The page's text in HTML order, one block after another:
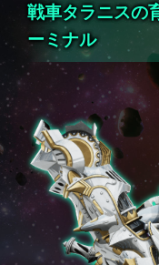
戦車タラニスの
ーミナル